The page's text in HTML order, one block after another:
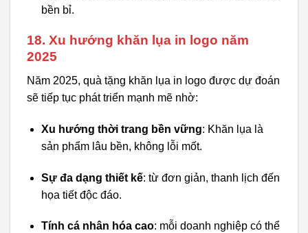
bền bỉ.
18. Xu hướng khăn lụa in logo năm
2025
Năm 2025, quà tặng khăn lụa in logo được dự đoán
sẽ tiếp tục phát triển mạnh mẽ nhờ:
Xu hướng thời trang bền vững: Khăn lụa là
sản phẩm lâu bền, không lỗi mốt.
Sự đa dạng thiết kế: từ đơn giản, thanh lịch đến
họa tiết độc đáo.
Tính cá nhân hóa cao: mỗi doanh nghiệp có thể